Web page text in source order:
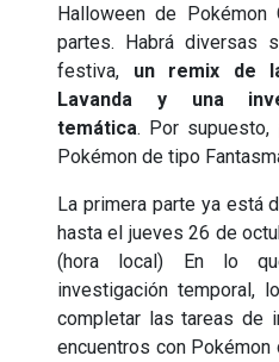
Halloween de
partes. Habrá diversas
festiva, un remix de
Lavanda y una
temática. Por supuesto,
Pokémon de tipo
La primera parte ya está
hasta el jueves 26 de
(hora local) En lo
investigación temporal,
completar las tareas de
encuentros con Pokémon